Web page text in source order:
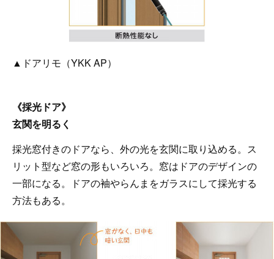
▲ドアリモ（YKK AP）
《採光ドア》
玄関を明るく
採光窓付きのドアなら、外の光を玄関に取り込める。ス
リット型など窓の形もいろいろ。窓はドアのデザインの
一部になる。ドアの袖やらんまをガラスにして採光する
方法もある。